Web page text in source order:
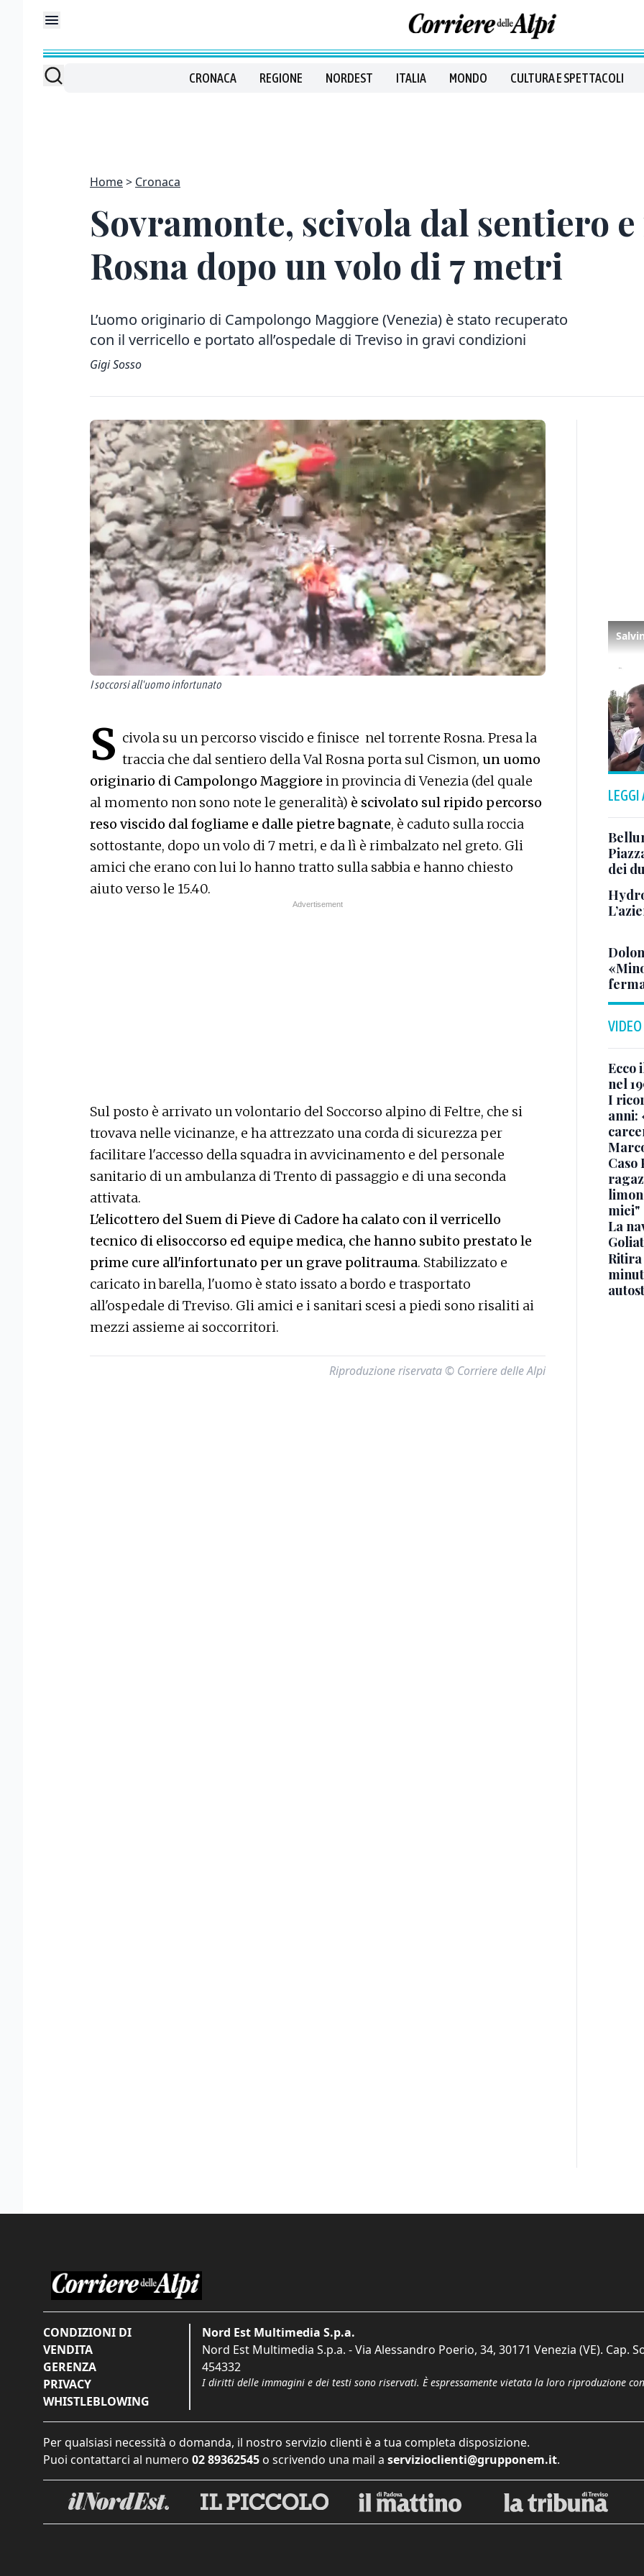
CRONACA REGIONE NORDEST ITALIA MONDO CULTURA E SPETTACOLI
Home Cronaca
Sovramonte, scivola dal sentiero
Rosna dopo un volo di 7 metri
L’uomo originario di Campolongo Maggiore (Venezia) è stato recuperato
con il verricello e portato all’ospedale di Treviso in gravi condizioni
Gigi Sosso
I soccorsi all'uomo infortunato
S civola su un percorso viscido e finisce nel torrente Rosna. Presa la
traccia che dal sentiero della Val Rosna porta sul Cismon, un uomo
originario di Campolongo Maggiore in provincia di Venezia (del quale
al momento non sono note le generalità) è scivolato sul ripido percorso
reso viscido dal fogliame e dalle pietre bagnate, è caduto sulla roccia
sottostante, dopo un volo di 7 metri, e da lì è rimbalzato nel greto. Gli
amici che erano con lui lo hanno tratto sulla sabbia e hanno chiesto
aiuto verso le 15.40.
Sul posto è arrivato un volontario del Soccorso alpino di Feltre, che si
trovava nelle vicinanze, e ha attrezzato una corda di sicurezza per
facilitare l'accesso della squadra in avvicinamento e del personale
sanitario di un ambulanza di Trento di passaggio e di una seconda
attivata.
L'elicottero del Suem di Pieve di Cadore ha calato con il verricello
tecnico di elisoccorso ed equipe medica, che hanno subito prestato le
prime cure all'infortunato per un grave politrauma. Stabilizzato e
caricato in barella, l'uomo è stato issato a bordo e trasportato
all'ospedale di Treviso. Gli amici e i sanitari scesi a piedi sono risaliti ai
mezzi assieme ai soccorritori.
Riproduzione riservata © Corriere delle Alpi
LEGGI
dei
VIDEO
Ecco
nel
I
anni:
Caso
miei"
La
CONDIZIONI DI
VENDITA
GERENZA
PRIVACY
WHISTLEBLOWING
Nord Est Multimedia S.p.a.
Nord Est Multimedia S.p.a. - Via Alessandro Poerio, 34, 30171 Venezia (VE). Cap.
454332
I diritti delle immagini e dei testi sono riservati. È espressamente vietata la loro riproduzione
Per qualsiasi necessità o domanda, il nostro servizio clienti è a tua completa disposizione.
Puoi contattarci al numero 02 89362545 o scrivendo una mail a servizioclienti@grupponem.it.